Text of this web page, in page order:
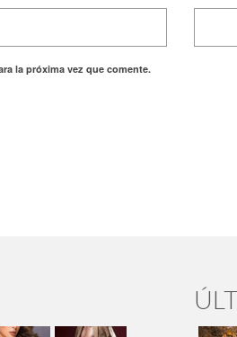
la próxima vez que comente.